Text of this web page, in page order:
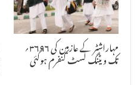
مہاراشٹر کے عازمین کی ۳۶۹۶؍
تک ویٹنگ لسٹ کنفرم ہوگئی